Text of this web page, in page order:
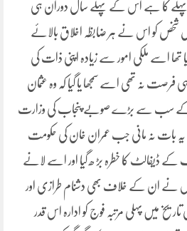
سے پہلے کا ہے اس کے پہلے سال دوران ہی
جس شخص کو اس نے ہر ضابظہ اخلاق بالائے
تھا اسے ملکی امور سے زیادہ اپنی ذات کی
فرصت نہ تھی اسے سمجھا یا گیا کہ وہ عثمان
کے سب سے بڑے صوبے پنجاب کی وزارت
بات نہ مانی جب عمران خان کی حکومت
کے ڈیفالٹ کا خطرہ بڑ ھ گیا اور اسے لانے
اس نے ان کے خلاف بھی دشنام طرازی اور
تاریخ میں پہلی مرتبہ فوج کو ادارہ اس قدر